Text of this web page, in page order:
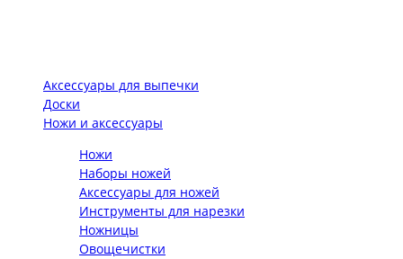
Аксессуары для выпечки
Доски
Ножи и аксессуары
Ножи
Наборы ножей
Аксессуары для ножей
Инструменты для нарезки
Ножницы
Овощечистки